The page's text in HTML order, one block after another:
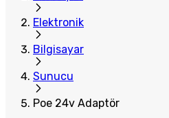
Elektronik
Bilgisayar
Sunucu
Poe 24v Adaptör